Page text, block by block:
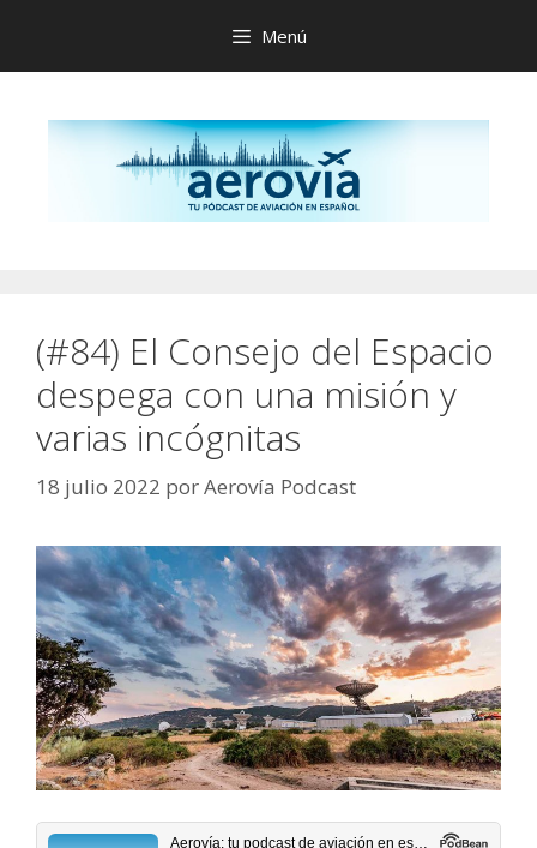
contenido
Menú
(#84) El Consejo del Espacio
despega con una misión y
varias incógnitas
18 julio 2022 porAerovía Podcast